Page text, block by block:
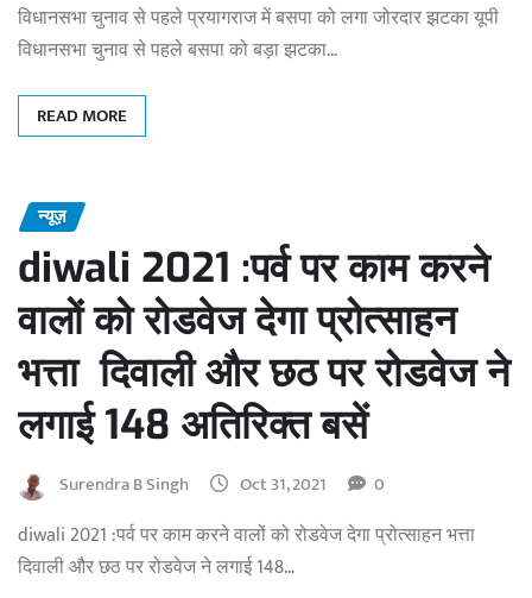
विधानसभा चुनाव से पहले प्रयागराज में बसपा को लगा जोरदार झटका यूपी
विधानसभा चुनाव से पहले बसपा को बड़ा झटका…
READ MORE
न्यूज़
diwali 2021 :पर्व पर काम करने
वालों को रोडवेज देगा प्रोत्साहन
भत्ता दिवाली और छठ पर रोडवेज ने
लगाई 148 अतिरिक्त बसें
Surendra B Singh Oct 31, 2021 0
diwali 2021 :पर्व पर काम करने वालों को रोडवेज देगा प्रोत्साहन भत्ता
दिवाली और छठ पर रोडवेज ने लगाई 148…